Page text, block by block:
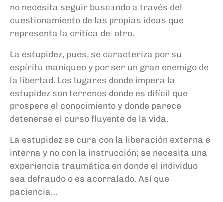
no necesita seguir buscando a través del
cuestionamiento de las propias ideas que
representa la crítica del otro.
La estupidez, pues, se caracteriza por su
espíritu maniqueo y por ser un gran enemigo de
la libertad. Los lugares donde impera la
estupidez son terrenos donde es difícil que
prospere el conocimiento y donde parece
detenerse el curso fluyente de la vida.
La estupidez se cura con la liberación externa e
interna y no con la instrucción; se necesita una
experiencia traumática en donde el individuo
sea defraudo o es acorralado. Así que
paciencia…